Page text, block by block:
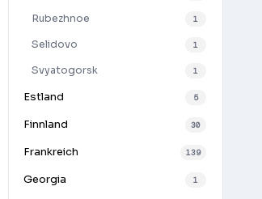
Rubezhnoe 1
Selidovo 1
Svyatogorsk 1
Estland 5
Finnland 30
Frankreich 139
Georgia 1